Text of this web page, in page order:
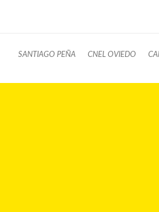
SANTIAGO PEÑA CNEL OVIEDO